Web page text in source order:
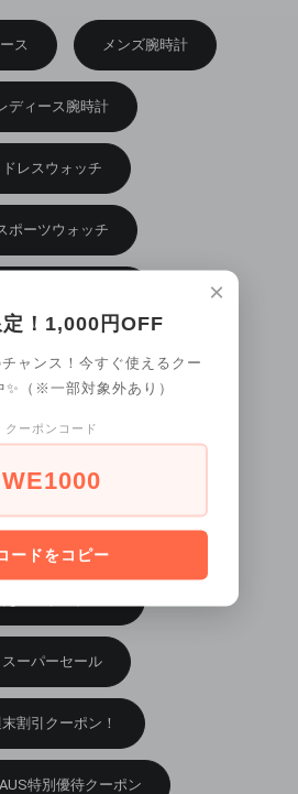
ス メンズ腕時計
ディース腕時計
ドレスウォッチ
ポーツウォッチ
ロノグラフモデル
ビジネスウォッチ
スーパーセール
割引クーポン！
特別優待クーポン
×
！1,000円OFF
ャンス！今すぐ使えるクー
✨（※一部対象外あり）
クーポンコード
WE1000
ードをコピー